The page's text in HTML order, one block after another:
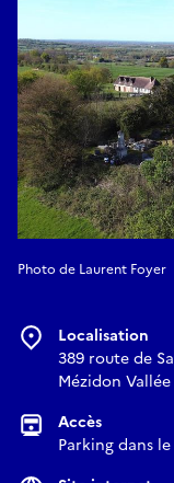
Photo de Laurent Foyer
Localisation
389 route de
Mézidon
Accès
Parking dans